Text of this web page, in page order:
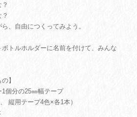
、自由につくってみよう。
トルホルダーに名前を付けて、みんな
】
1個分の25㎜幅テープ
縦用テープ4色×各1本）